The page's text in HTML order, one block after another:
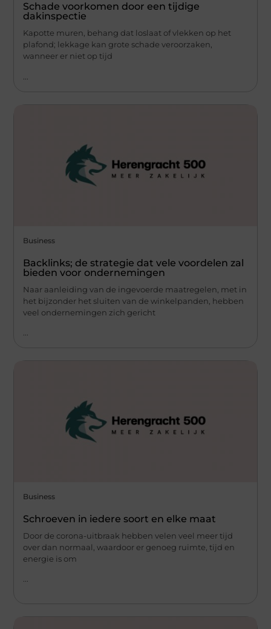
Schade voorkomen door een tijdige
dakinspectie
Kapotte muren, behang dat loslaat of vlekken op het
plafond; lekkage kan grote schade veroorzaken,
wanneer er niet op tijd
Business
Backlinks; de strategie dat vele voordelen zal
bieden voor ondernemingen
Naar aanleiding van de ingevoerde maatregelen, met in
het bijzonder het sluiten van de winkelpanden, hebben
veel ondernemingen zich gericht
Business
Schroeven in iedere soort en elke maat
Door de corona-uitbraak hebben velen veel meer tijd
over dan normaal, waardoor er genoeg ruimte, tijd en
energie is om
...